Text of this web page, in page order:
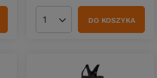
Ilość produktówDO KOSZYKA